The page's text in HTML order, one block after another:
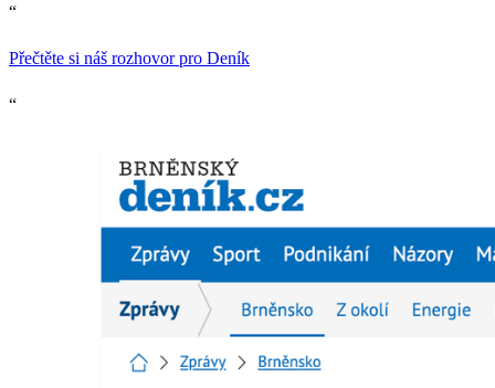
“
Přečtěte si náš rozhovor pro Deník
“